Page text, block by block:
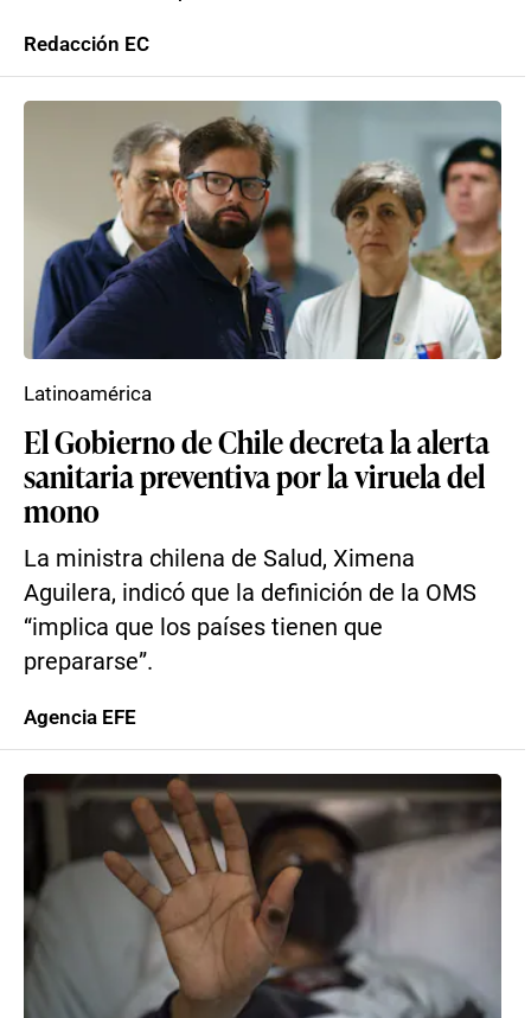
Redacción EC
El Gobierno de Chile decreta la alerta
sanitaria preventiva por la viruela del
mono
La ministra chilena de Salud, Ximena
Aguilera, indicó que la definición de la OMS
“implica que los países tienen que
prepararse”.
Latinoamérica
Agencia EFE